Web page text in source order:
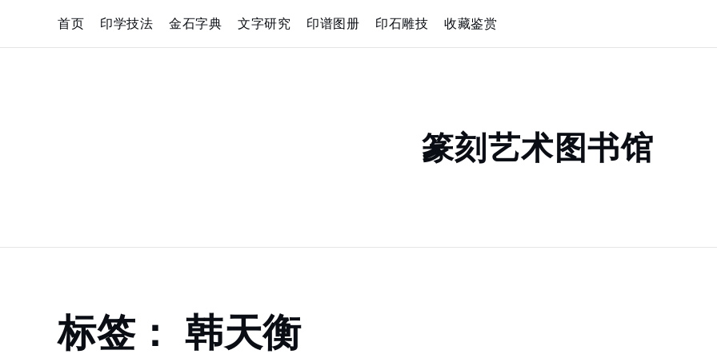
content
首页 印学技法 金石字典 文字研究 印谱图册 印石雕技 收藏鉴赏
篆刻艺术图书馆
Home
韩
标签： 韩天衡